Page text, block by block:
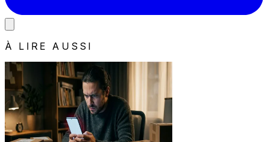
À LIRE AUSSI